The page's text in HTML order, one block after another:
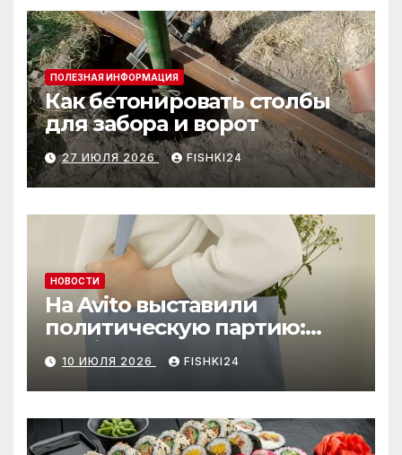
ПОЛЕЗНАЯ ИНФОРМАЦИЯ
Как бетонировать столбы
для забора и ворот
27 ИЮЛЯ 2026 FISHKI24
НОВОСТИ
На Avito выставили
политическую партию:
необычный лот привлёк
внимание
10 ИЮЛЯ 2026 FISHKI24